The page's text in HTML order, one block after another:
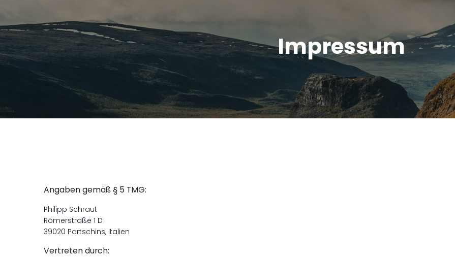
Impressum
Angaben gemäß § 5 TMG:
Philipp Schraut
Römerstraße 1 D
39020 Partschins, Italien
Vertreten durch: